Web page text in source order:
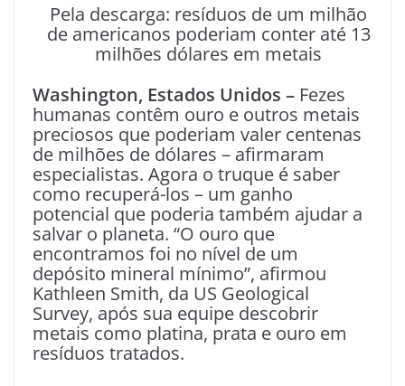
Pela descarga: resíduos de um milhão
de americanos poderiam conter até 13
milhões dólares em metais
Washington, Estados Unidos – Fezes
humanas contêm ouro e outros metais
preciosos que poderiam valer centenas
de milhões de dólares – afirmaram
especialistas. Agora o truque é saber
como recuperá-los – um ganho
potencial que poderia também ajudar a
salvar o planeta. “O ouro que
encontramos foi no nível de um
depósito mineral mínimo”, afirmou
Kathleen Smith, da US Geological
Survey, após sua equipe descobrir
metais como platina, prata e ouro em
resíduos tratados.